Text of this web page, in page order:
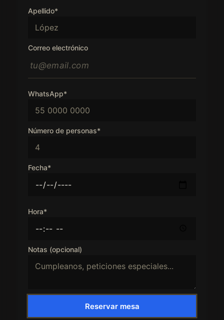
Apellido*
Correo electrónico
WhatsApp*
Número de personas*
Fecha*
Hora*
Notas (opcional)
Reservar mesa